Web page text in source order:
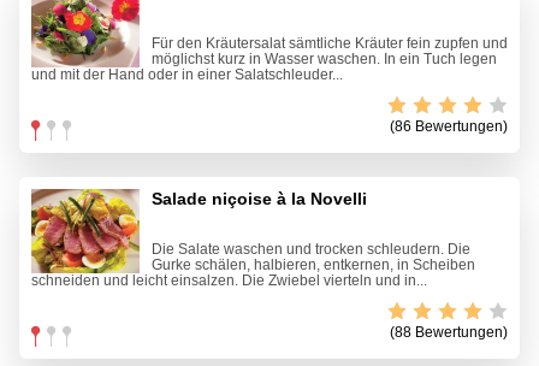
Für den Kräutersalat sämtliche Kräuter fein zupfen und
möglichst kurz in Wasser waschen. In ein Tuch legen
und mit der Hand oder in einer Salatschleuder...
(86 Bewertungen)
Salade niçoise à la Novelli
Die Salate waschen und trocken schleudern. Die
Gurke schälen, halbieren, entkernen, in Scheiben
schneiden und leicht einsalzen. Die Zwiebel vierteln und in...
(88 Bewertungen)